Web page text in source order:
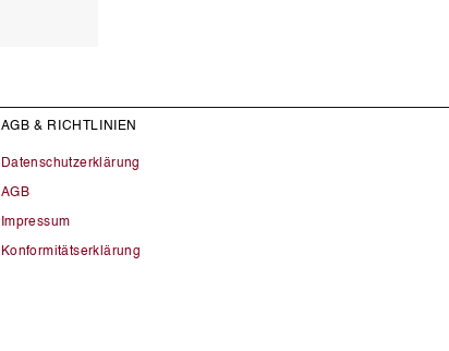
AGB & RICHTLINIEN
Datenschutzerklärung
AGB
Impressum
Konformitätserklärung